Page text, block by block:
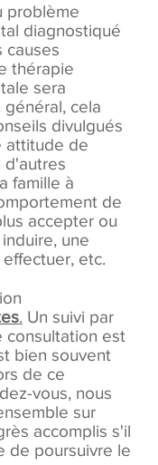
problème
diagnostiqué
causes
thérapie
sera
général, cela
divulgués
attitude de
d'autres
famille à
de
accepter ou
une
etc.
. Un suivi par
consultation est
bien souvent
de ce
vous, nous
sur
accomplis s'il
de poursuivre le